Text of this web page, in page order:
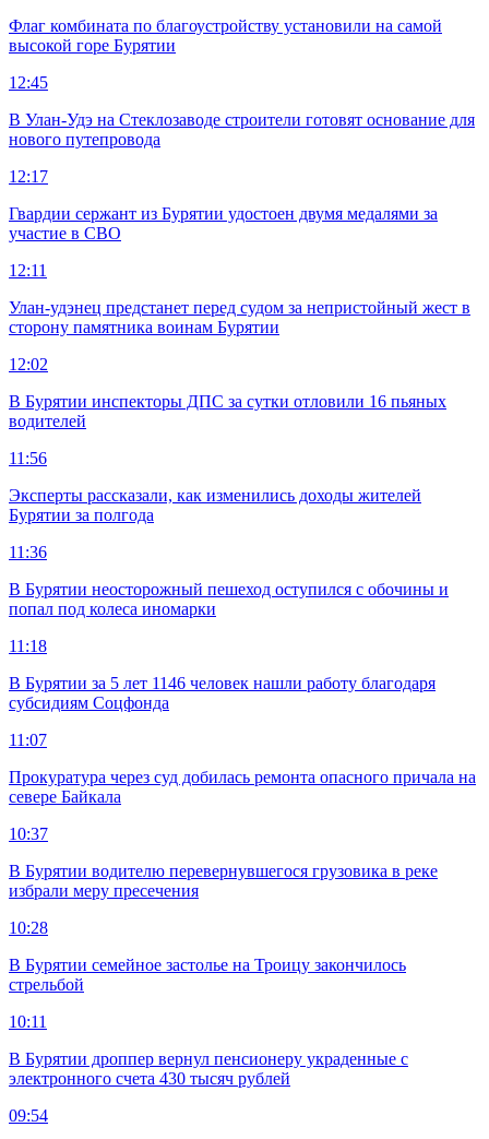
Флаг комбината по благоустройству установили на самой
высокой горе Бурятии
12:45
В Улан-Удэ на Стеклозаводе строители готовят основание для
нового путепровода
12:17
Гвардии сержант из Бурятии удостоен двумя медалями за
участие в СВО
12:11
Улан-удэнец предстанет перед судом за непристойный жест в
сторону памятника воинам Бурятии
12:02
В Бурятии инспекторы ДПС за сутки отловили 16 пьяных
водителей
11:56
Эксперты рассказали, как изменились доходы жителей
Бурятии за полгода
11:36
В Бурятии неосторожный пешеход оступился с обочины и
попал под колеса иномарки
11:18
В Бурятии за 5 лет 1146 человек нашли работу благодаря
субсидиям Соцфонда
11:07
Прокуратура через суд добилась ремонта опасного причала на
севере Байкала
10:37
В Бурятии водителю перевернувшегося грузовика в реке
избрали меру пресечения
10:28
В Бурятии семейное застолье на Троицу закончилось
стрельбой
10:11
В Бурятии дроппер вернул пенсионеру украденные с
электронного счета 430 тысяч рублей
09:54